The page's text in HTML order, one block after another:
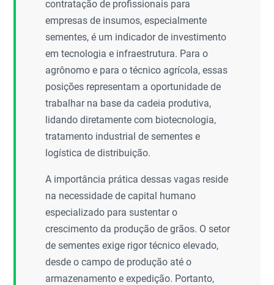
contratação de profissionais para
empresas de insumos, especialmente
sementes, é um indicador de investimento
em tecnologia e infraestrutura. Para o
agrônomo e para o técnico agrícola, essas
posições representam a oportunidade de
trabalhar na base da cadeia produtiva,
lidando diretamente com biotecnologia,
tratamento industrial de sementes e
logística de distribuição.
A importância prática dessas vagas reside
na necessidade de capital humano
especializado para sustentar o
crescimento da produção de grãos. O setor
de sementes exige rigor técnico elevado,
desde o campo de produção até o
armazenamento e expedição. Portanto,